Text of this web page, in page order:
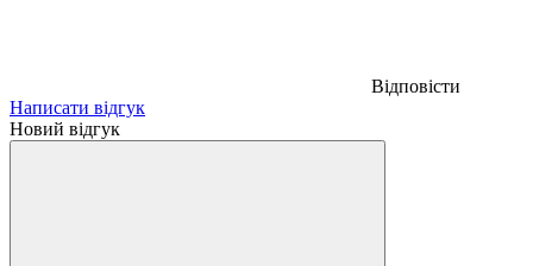
Відповісти
Написати відгук
Новий відгук